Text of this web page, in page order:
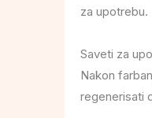
za upotrebu.
Saveti za
Nakon
regenerisati